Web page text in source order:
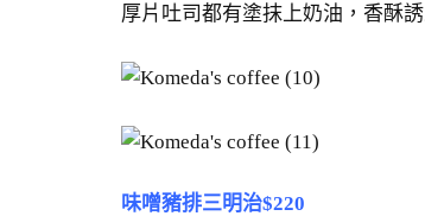
厚片吐司都有塗抹上奶油，香酥
味噌豬排三明治$220